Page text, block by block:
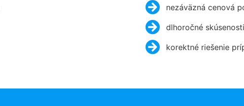
nezáväzná cenová
dlhoročné
korektné riešenie